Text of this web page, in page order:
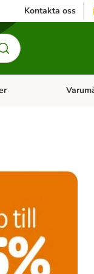
Kontakta oss
Häst Open